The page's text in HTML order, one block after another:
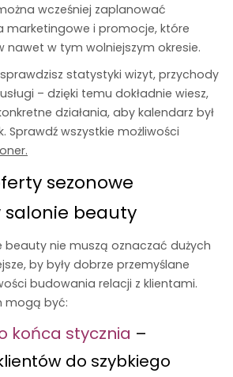
wcześniej zaplanować
marketingowe i promocje, które
nawet w tym wolniejszym okresie.
statystyki wizyt, przychody
– dzięki temu dokładnie wiesz,
działania, aby kalendarz był
Sprawdź wszystkie możliwości
sezonowe
salonie beauty
beauty nie muszą oznaczać dużych
by były dobrze przemyślane
budowania relacji z klientami.
mogą być:
końca stycznia –
do szybkiego